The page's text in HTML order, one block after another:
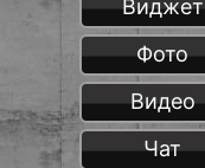
Виджет
Фото
Видео
Чат